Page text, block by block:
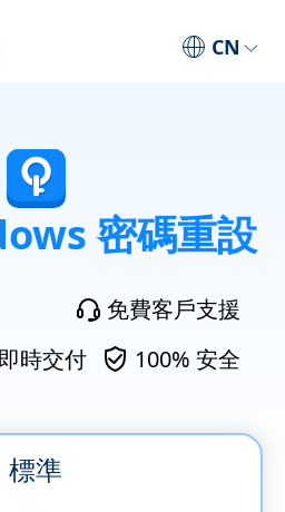
CN
密碼重設
免費客戶支援
時交付
100% 安全
標準